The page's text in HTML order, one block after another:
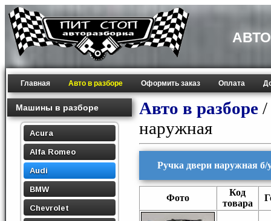
Главная Авто в разборе Оформить заказ Оплата
Машины в разборе
Acura
Alfa Romeo
Audi
BMW
Chevrolet
Авто в разборе /
наружная
Ручка двери наружная б/
Фото
Код
товара